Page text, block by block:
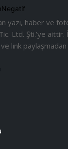
yazı, haber ve
Tic. Ltd. Şti.’ye
link paylaşmadan